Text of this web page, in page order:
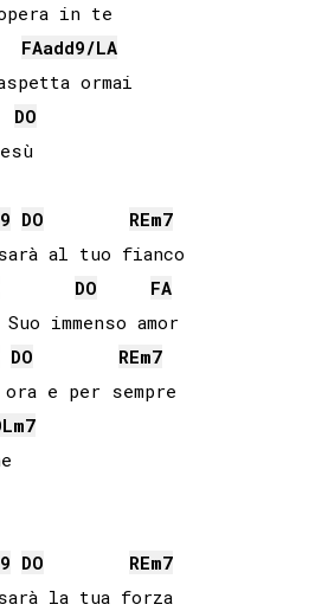
in te
FAadd9/LA
ormai
DO
DO REm7
al tuo fianco
DO
FA
immenso amor
DO REm7
e per sempre
m7
DO REm7
la tua forza